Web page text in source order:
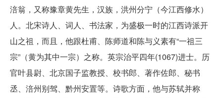
涪翁，又称豫章黄先生，汉族，洪州分宁（今江西修水）
人。北宋诗人、词人、书法家，为盛极一时的江西诗派开
山之祖，而且，他跟杜甫、陈师道和陈与义素有“一祖三
宗”（黄为其中一宗）之称。英宗治平四年(1067)进士。历
官叶县尉、北京国子监教授、校书郎、著作佐郎、秘书
丞、涪州别驾、黔州安置等。诗歌方面，他与苏轼并称